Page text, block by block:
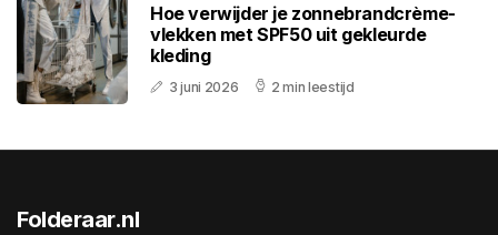
Hoe verwijder je zonnebrandcrème-
vlekken met SPF50 uit gekleurde
kleding
3 juni 2026 2 min leestijd
Folderaar.nl